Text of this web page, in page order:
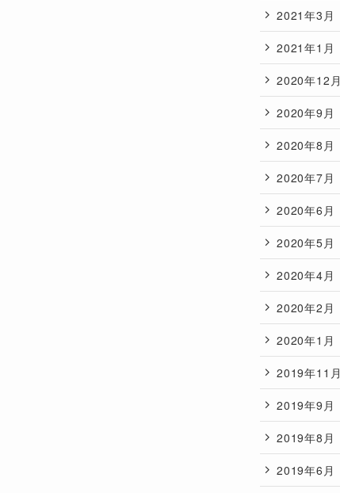
2021年3月
2021年1月
2020年12月
2020年9月
2020年8月
2020年7月
2020年6月
2020年5月
2020年4月
2020年2月
2020年1月
2019年11月
2019年9月
2019年8月
2019年6月